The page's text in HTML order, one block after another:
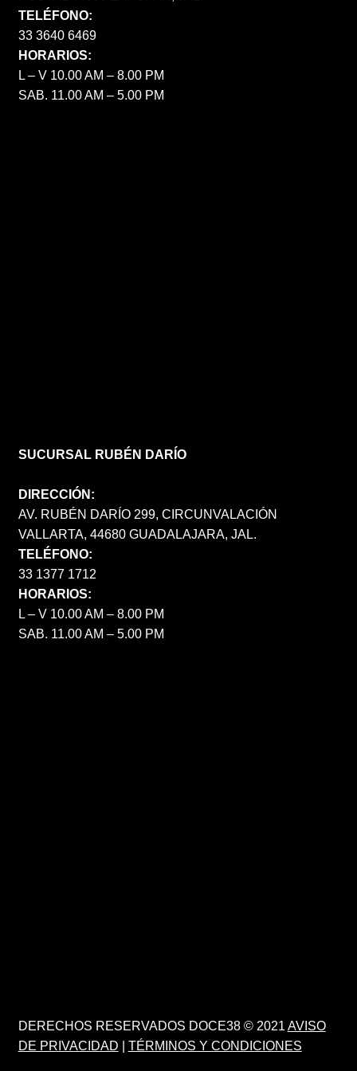
TELÉFONO:
33 3640 6469
HORARIOS:
L – V 10.00 AM – 8.00 PM
SAB. 11.00 AM – 5.00 PM
SUCURSAL RUBÉN DARÍO
DIRECCIÓN:
AV. RUBÉN DARÍO 299, CIRCUNVALACIÓN
VALLARTA, 44680 GUADALAJARA, JAL.
TELÉFONO:
33 1377 1712
HORARIOS:
L – V 10.00 AM – 8.00 PM
SAB. 11.00 AM – 5.00 PM
DERECHOS RESERVADOS DOCE38 © 2021 AVISO
DE PRIVACIDAD
TÉRMINOS Y CONDICIONES